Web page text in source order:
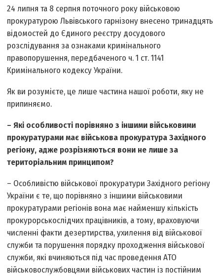
24 липня та 8 серпня поточного року військовою
прокуратурою Львівського гарнізону внесено тринадцять
відомостей до Єдиного реєстру досудового
розслідування за ознаками кримінального
правопорушення, передбаченого ч. 1 ст. 114­1
Кримінального кодексу України.
Як ви розумієте, це лише частина нашої роботи, яку не
припиняємо.
– Які особливості порівняно з іншими військовими
прокуратурами має військова прокуратура Західного
регіону, адже розрізняються вони не лише за
територіальним принципом?
– Особливістю військової прокуратури Західного регіону
України є те, що порівняно з іншими військовими
прокуратурами регіонів вона має найменшу кількість
прокурорсько­слідчих працівників, а тому, враховуючи
численні факти дезертирства, ухилення від військової
служби та порушення порядку проходження військової
служби, які вчиняються під час проведення АТО
військовослужбовцями військових частин із постійним